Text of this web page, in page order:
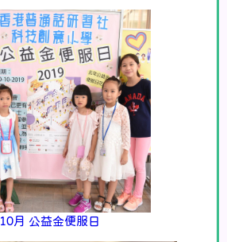
10月 公益金便服日